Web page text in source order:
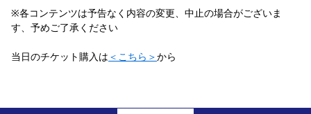
※各コンテンツは予告なく内容の変更、中止の場合がございま
す、予めご了承ください
当日のチケット購入は ＜こちら＞から